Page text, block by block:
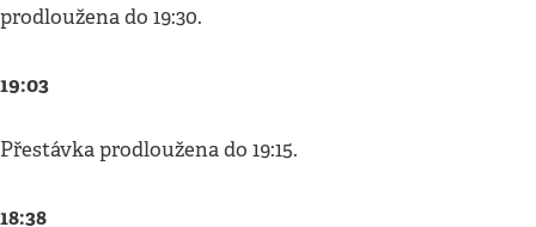
prodloužena do 19:30.
19:03
Přestávka prodloužena do 19:15.
18:38